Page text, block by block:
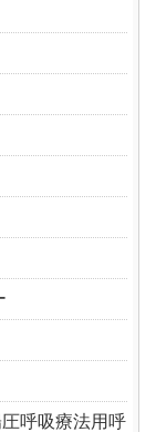
呼吸療法用呼